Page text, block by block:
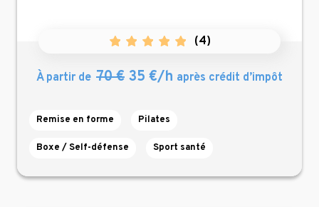
(4)
À partir de 70 € 35 €/h après crédit d’impôt
Remise en forme Pilates
Boxe / Self-défense Sport santé